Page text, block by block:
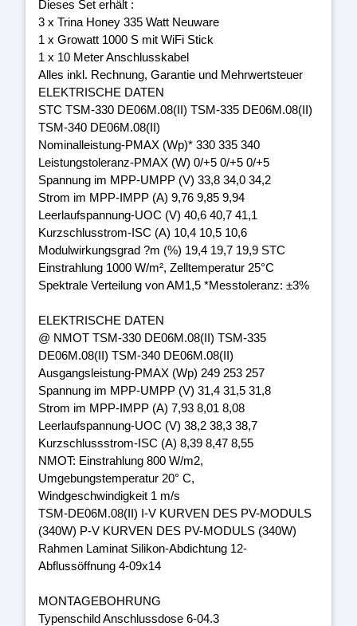
Dieses Set erhält :
3 x Trina Honey 335 Watt Neuware
1 x Growatt 1000 S mit WiFi Stick
1 x 10 Meter Anschlusskabel
Alles inkl. Rechnung, Garantie und Mehrwertsteuer
ELEKTRISCHE DATEN
STC TSM-330 DE06M.08(II) TSM-335 DE06M.08(II)
TSM-340 DE06M.08(II)
Nominalleistung-PMAX (Wp)* 330 335 340
Leistungstoleranz-PMAX (W) 0/+5 0/+5 0/+5
Spannung im MPP-UMPP (V) 33,8 34,0 34,2
Strom im MPP-IMPP (A) 9,76 9,85 9,94
Leerlaufspannung-UOC (V) 40,6 40,7 41,1
Kurzschlusstrom-ISC (A) 10,4 10,5 10,6
Modulwirkungsgrad ?m (%) 19,4 19,7 19,9 STC
Einstrahlung 1000 W/m², Zelltemperatur 25°C
Spektrale Verteilung von AM1,5 *Messtoleranz: ±3%
ELEKTRISCHE DATEN
@ NMOT TSM-330 DE06M.08(II) TSM-335
DE06M.08(II) TSM-340 DE06M.08(II)
Ausgangsleistung-PMAX (Wp) 249 253 257
Spannung im MPP-UMPP (V) 31,4 31,5 31,8
Strom im MPP-IMPP (A) 7,93 8,01 8,08
Leerlaufspannung-UOC (V) 38,2 38,3 38,7
Kurzschlussstrom-ISC (A) 8,39 8,47 8,55
NMOT: Einstrahlung 800 W/m2,
Umgebungstemperatur 20° C,
Windgeschwindigkeit 1 m/s
TSM-DE06M.08(II) I-V KURVEN DES PV-MODULS
(340W) P-V KURVEN DES PV-MODULS (340W)
Rahmen Laminat Silikon-Abdichtung 12-
Abflussöffnung 4-09x14
MONTAGEBOHRUNG
Typenschild Anschlussdose 6-04.3